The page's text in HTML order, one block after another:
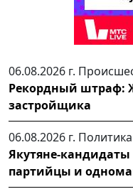
06.08.2026 г.
Рекордный штраф:
застройщика
06.08.2026 г. Политика
Якутяне-
партийцы и